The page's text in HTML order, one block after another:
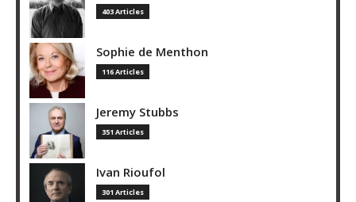
403 Articles
Sophie de Menthon
116 Articles
Jeremy Stubbs
351 Articles
Ivan Rioufol
301 Articles